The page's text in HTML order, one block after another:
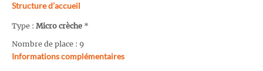
Structure d’accueil
Type : Micro crèche *
Nombre de place : 9
Informations complémentaires